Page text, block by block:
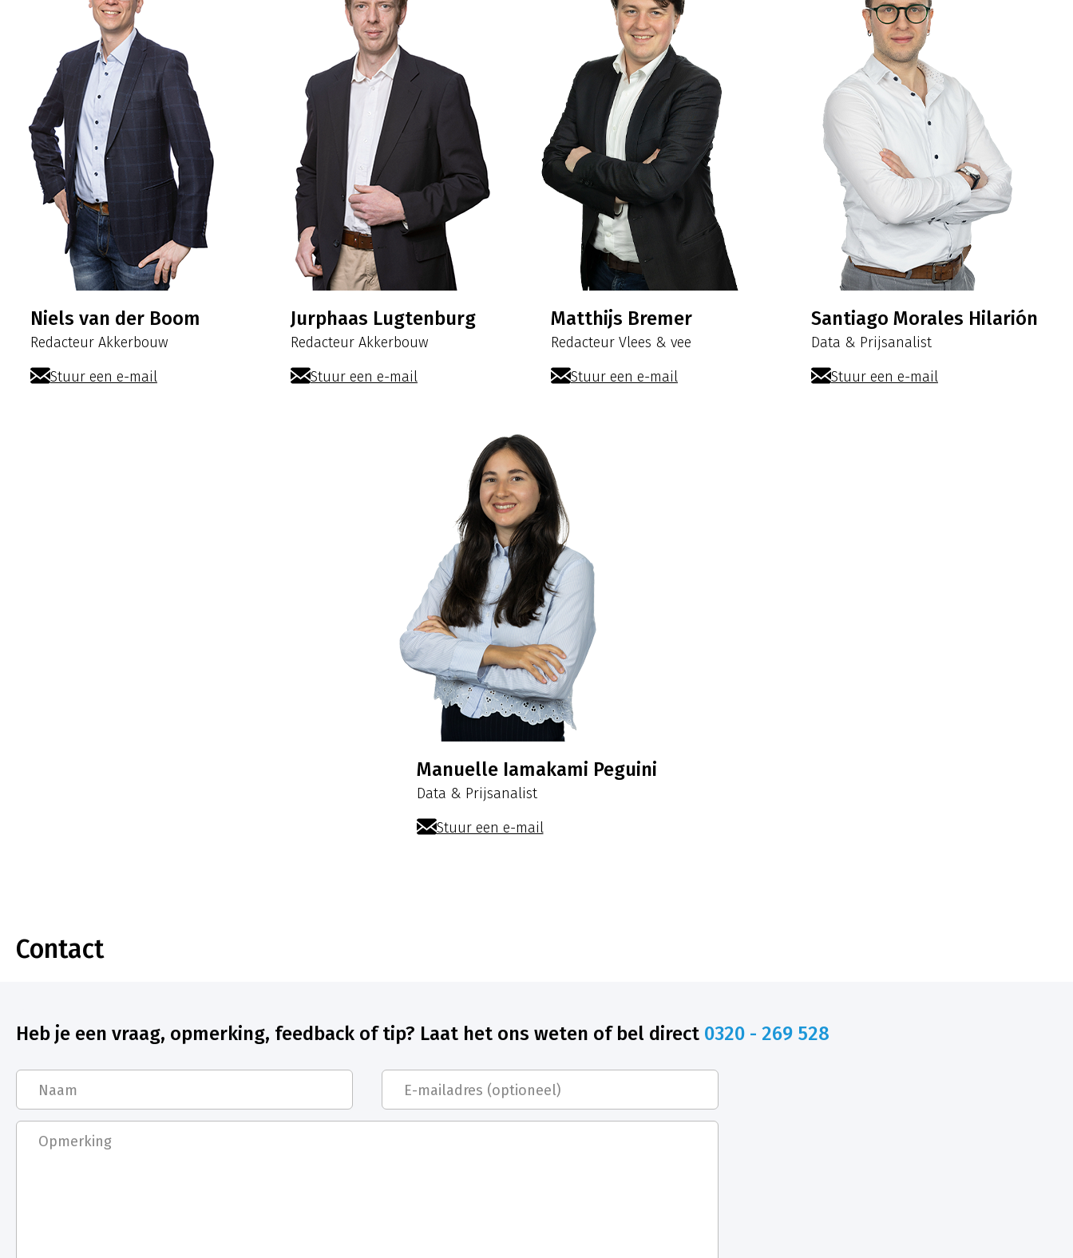
Niels van der Boom
Redacteur Akkerbouw
Stuur een e-mail
Jurphaas Lugtenburg
Redacteur Akkerbouw
Stuur een e-mail
Matthijs Bremer
Redacteur Vlees & vee
Stuur een e-mail
Santiago Morales Hilarión
Data & Prijsanalist
Stuur een e-mail
Manuelle Iamakami Peguini
Data & Prijsanalist
Stuur een e-mail
Contact
Heb je een vraag, opmerking, feedback of tip? Laat het ons weten of bel direct 0320 - 269 528